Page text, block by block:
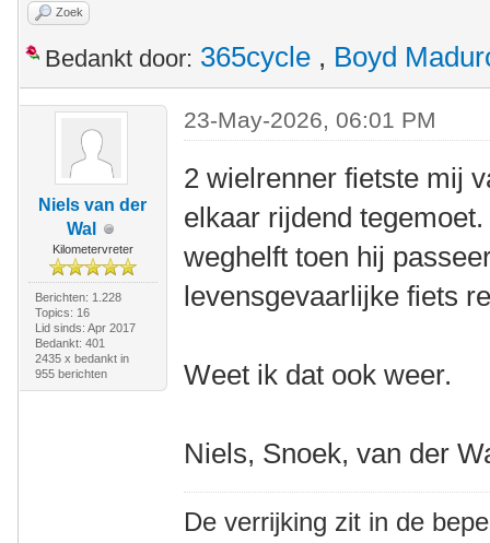
Zoek
Bedankt door: 365cycle , Boyd
Niels van der
Wal
Kilometervreter
Berichten: 1.228
Topics: 16
Lid sinds: Apr 2017
Bedankt: 401
2435 x bedankt in
955 berichten
23-May-2026, 06:01 PM
2 wielrenner fietste mij
elkaar rijdend
weghelft toen hij
levensgevaarlijke fiets
Weet ik dat ook weer.
Niels, Snoek, van der
De verrijking zit in de